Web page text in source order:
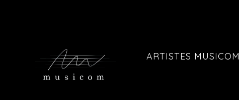
ARTISTES MUSICOM